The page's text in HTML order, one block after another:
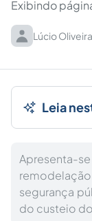
Exibindo
Lúcio
Leia
segurança
do custeio do